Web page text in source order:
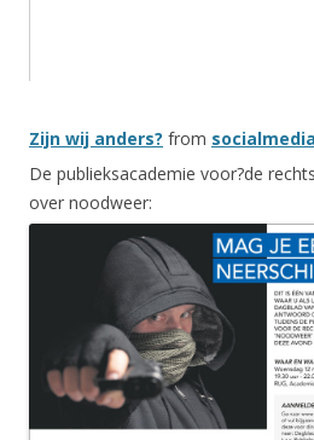
Zijn wij anders? from
De publieksacademie voor?de
over noodweer: